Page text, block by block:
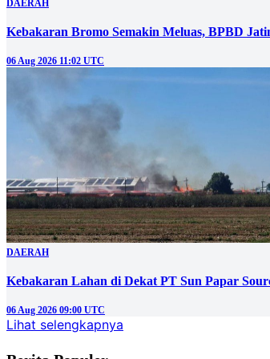
DAERAH
Kebakaran Bromo Semakin Meluas, BPBD
06 Aug 2026 11:02 UTC
DAERAH
Kebakaran Lahan di Dekat PT Sun Papar
06 Aug 2026 09:00 UTC
Lihat selengkapnya